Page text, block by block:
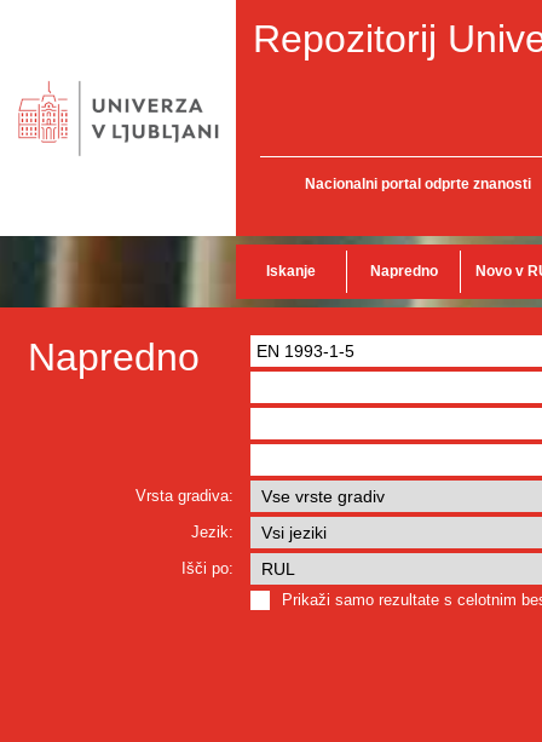
Repozitorij
Nacionalni portal odprte znanosti
Iskanje Napredno Novo v
Napredno
Vrsta gradiva:
Jezik:
Išči po:
Prikaži samo rezultate s celotnim